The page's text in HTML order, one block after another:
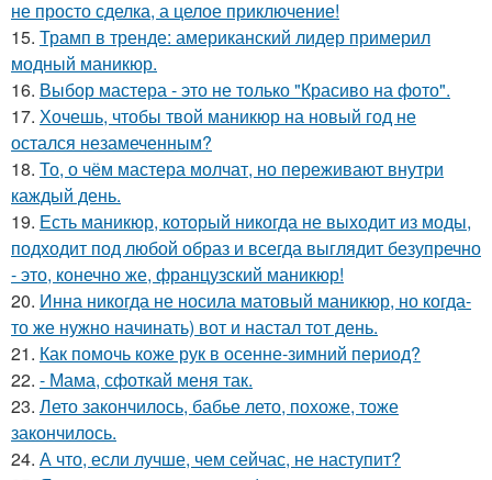
не просто сделка, а целое приключение!
15. Трамп в тренде: американский лидер примерил
модный маникюр.
16. Выбор мастера - это не только "Красиво на фото".
17. Хочешь, чтобы твой маникюр на новый год не
остался незамеченным?
18. То, о чём мастера молчат, но переживают внутри
каждый день.
19. Есть маникюр, который никогда не выходит из моды,
подходит под любой образ и всегда выглядит безупречно
- это, конечно же, французский маникюр!
20. Инна никогда не носила матовый маникюр, но когда-
то же нужно начинать) вот и настал тот день.
21. Как помочь коже рук в осенне-зимний период?
22. - Мама, сфоткай меня так.
23. Лето закончилось, бабье лето, похоже, тоже
закончилось.
24. А что, если лучше, чем сейчас, не наступит?